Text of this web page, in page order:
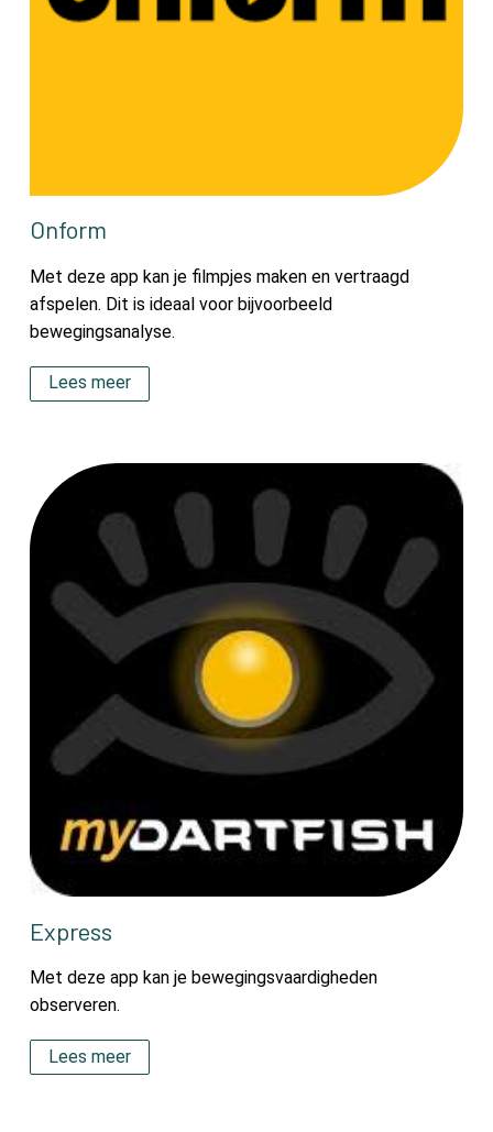
Onform
Met deze app kan je filmpjes maken en vertraagd
afspelen. Dit is ideaal voor bijvoorbeeld
bewegingsanalyse.
Lees meer
Express
Met deze app kan je bewegingsvaardigheden
observeren.
Lees meer